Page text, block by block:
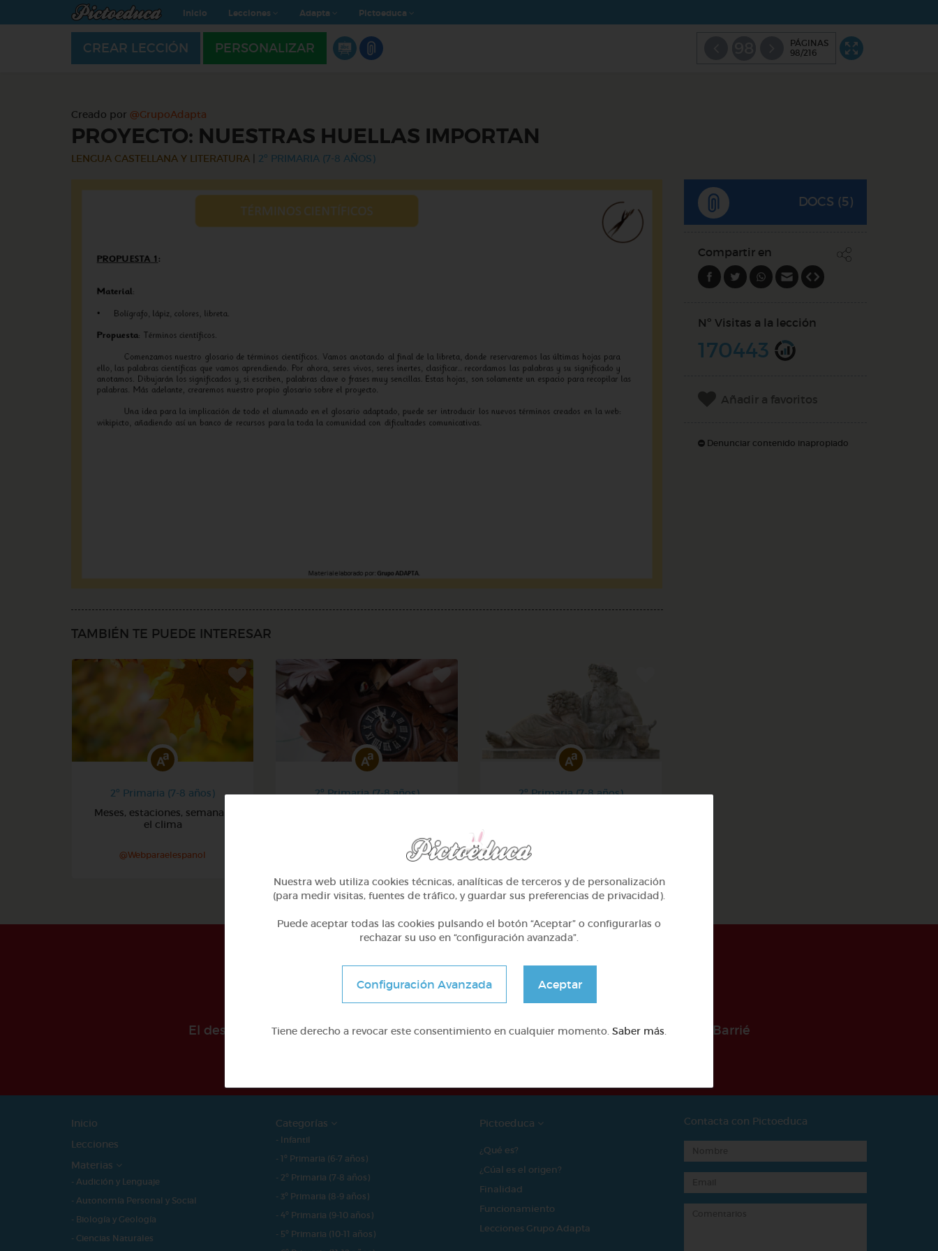
Inicio Lecciones Adapta Pictoeduca
CREAR LECCIÓN PERSONALIZAR
PÁGINAS
98/216
Creado por @GrupoAdapta
PROYECTO: NUESTRAS HUELLAS IMPORTAN
LENGUA CASTELLANA Y LITERATURA 2º PRIMARIA (7-8 AÑOS)
TAMBIÉN TE PUEDE INTERESAR
2º Primaria (7-8 años)
Meses, estaciones, semana y
el clima
@Webparaelespanol
2º Primaria (7-8 años)
@Webparaelespanol
2º Primaria (7-8 años)
@Webparaelespanol
DOCS (5)
Compartir en
Nº Visitas a la lección
170443
Añadir a favoritos
Denunciar contenido inapropiado
El desarollo de este proyecto ha sido posible gracias al mecenazgo de la Fundación Barrié
Inicio
Lecciones
Materias
- Audición y Lenguaje
- Autonomía Personal y Social
- Biología y Geología
- Ciencias Naturales
Categorías
- Infantil
- 1º Primaria (6-7 años)
- 2º Primaria (7-8 años)
- 3º Primaria (8-9 años)
- 4º Primaria (9-10 años)
- 5º Primaria (10-11 años)
Pictoeduca
¿Qué es?
¿Cúal es el origen?
Finalidad
Funcionamiento
Lecciones Grupo Adapta
Contacta con Pictoeduca
Nuestra web utiliza cookies técnicas, analíticas de terceros y de personalización
(para medir visitas, fuentes de tráfico, y guardar sus preferencias de privacidad).
Puede aceptar todas las cookies pulsando el botón “Aceptar” o configurarlas o
rechazar su uso en “configuración avanzada”.
Configuración Avanzada Aceptar
Tiene derecho a revocar este consentimiento en cualquier momento. Saber más.